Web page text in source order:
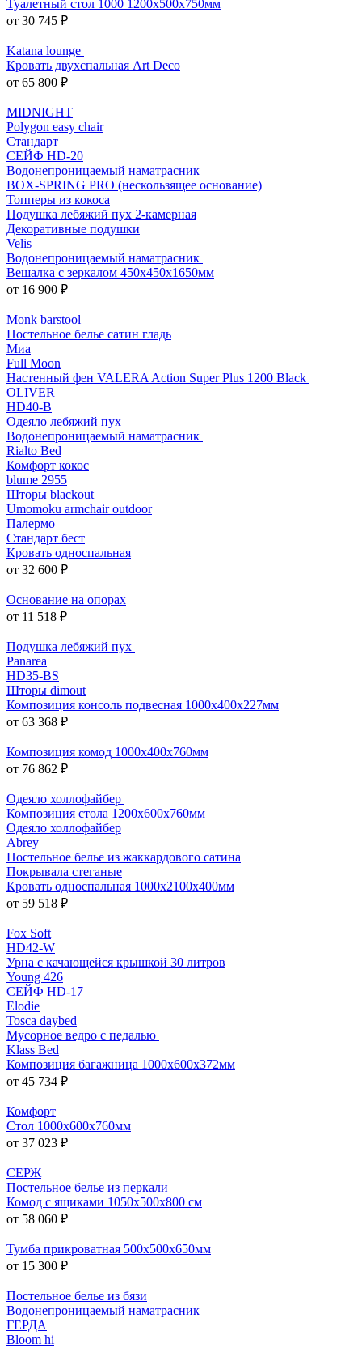
Туалетный стол 1000 1200x500x750мм
от 30 745 ₽
Katana lounge
Кровать двухспальная Art Deco
от 65 800 ₽
MIDNIGHT
Polygon easy chair
Стандарт
СЕЙФ HD-20
Водонепроницаемый наматрасник
BOX-SPRING PRO (нескользящее основание)
Топперы из кокоса
Подушка лебяжий пух 2-камерная
Декоративные подушки
Velis
Водонепроницаемый наматрасник
Вешалка с зеркалом 450x450x1650мм
от 16 900 ₽
Monk barstool
Постельное белье сатин гладь
Миа
Full Moon
Настенный фен VALERA Action Super Plus 1200 Black
OLIVER
HD40-B
Одеяло лебяжий пух
Водонепроницаемый наматрасник
Rialto Bed
Комфорт кокос
blume 2955
Шторы blackout
Umomoku armchair outdoor
Палермо
Стандарт бест
Кровать односпальная
от 32 600 ₽
Основание на опорах
от 11 518 ₽
Подушка лебяжий пух
Panarea
HD35-BS
Шторы dimout
Композиция консоль подвесная 1000х400х227мм
от 63 368 ₽
Композиция комод 1000х400х760мм
от 76 862 ₽
Одеяло холлофайбер
Композиция стола 1200х600х760мм
Одеяло холлофайбер
Abrey
Постельное белье из жаккардового сатина
Покрывала стеганые
Кровать односпальная 1000х2100х400мм
от 59 518 ₽
Fox Soft
HD42-W
Урна с качающейся крышкой 30 литров
Young 426
СЕЙФ HD-17
Elodie
Tosca daybed
Мусорное ведро с педалью
Klass Bed
Композиция багажница 1000х600х372мм
от 45 734 ₽
Комфорт
Стол 1000х600х760мм
от 37 023 ₽
СЕРЖ
Постельное белье из перкали
Комод с ящиками 1050x500x800 см
от 58 060 ₽
Тумба прикроватная 500x500x650мм
от 15 300 ₽
Постельное белье из бязи
Водонепроницаемый наматрасник
ГЕРДА
Bloom hi